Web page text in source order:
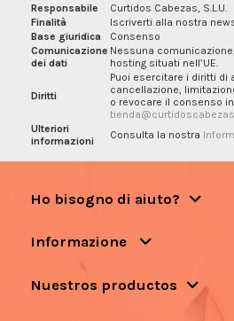
Responsabile
Curtidos Cabezas, S.L.U.
Finalità
Iscriverti alla nostra
Base giuridica
Consenso
Comunicazione
dei dati
Nessuna
hosting situati nell’UE.
Diritti
Puoi esercitare i diritti di
cancellazione,
o revocare il consenso
Ulteriori
informazioni
Consulta la nostra
Ho bisogno di aiuto?
Informazione
Nuestros productos